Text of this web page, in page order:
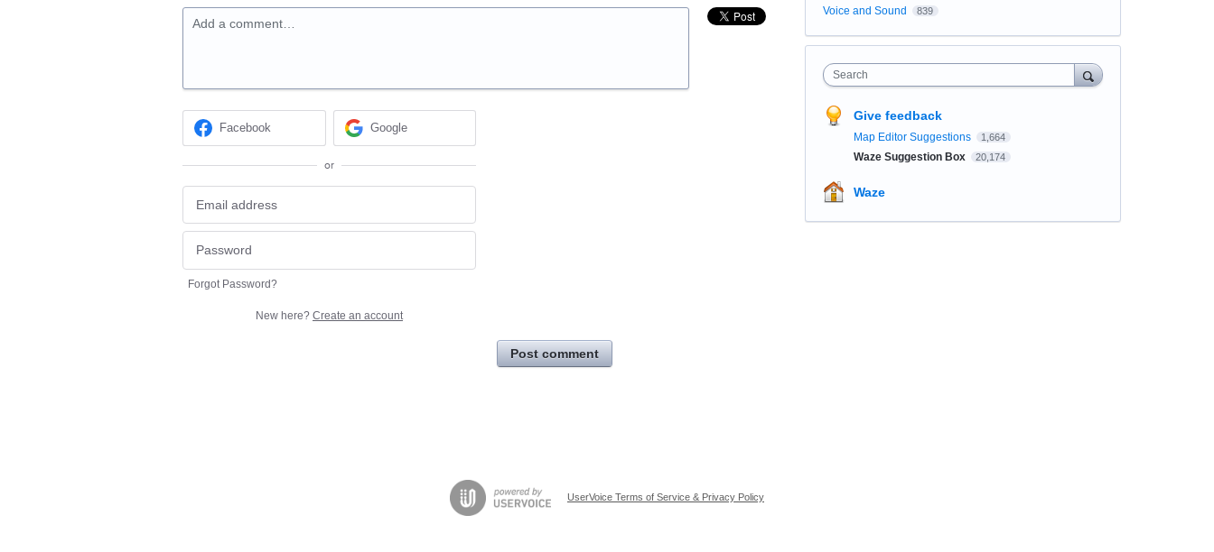
Add a comment…
Facebook Google
or
Forgot Password?
New here? Create an account
Post comment
Voice and Sound 839
Search
Give feedback
Map Editor Suggestions 1,664
Waze Suggestion Box 20,174
Waze
UserVoice Terms of Service & Privacy Policy